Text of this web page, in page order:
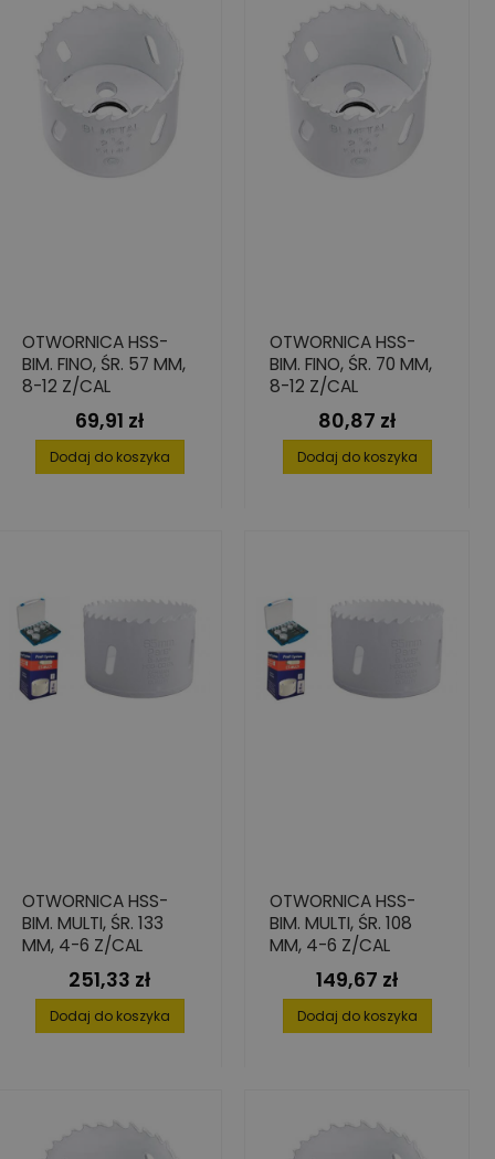
OTWORNICA HSS-
BIM. FINO, ŚR. 57 MM,
8-12 Z/CAL
Cena
69,91 zł
Dodaj do koszyka
OTWORNICA HSS-
BIM. FINO, ŚR. 70 MM,
8-12 Z/CAL
Cena
80,87 zł
Dodaj do koszyka
OTWORNICA HSS-
BIM. MULTI, ŚR. 133
MM, 4-6 Z/CAL
Cena
251,33 zł
Dodaj do koszyka
OTWORNICA HSS-
BIM. MULTI, ŚR. 108
MM, 4-6 Z/CAL
Cena
149,67 zł
Dodaj do koszyka